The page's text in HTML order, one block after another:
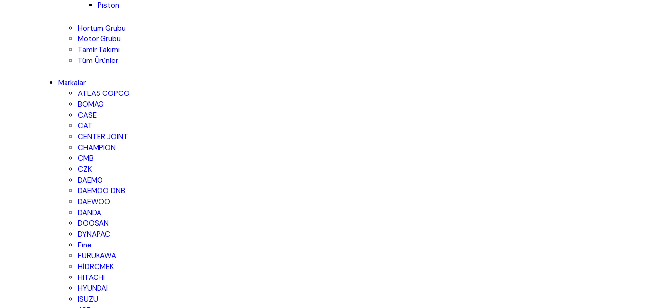
Piston
Hortum Grubu
Motor Grubu
Tamir Takımı
Tüm Ürünler
Markalar
ATLAS COPCO
BOMAG
CASE
CAT
CENTER JOINT
CHAMPION
CMB
CZK
DAEMO
DAEMOO DNB
DAEWOO
DANDA
DOOSAN
DYNAPAC
Fine
FURUKAWA
HİDROMEK
HITACHI
HYUNDAI
ISUZU